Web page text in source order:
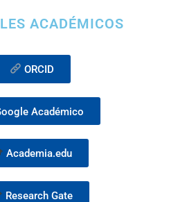
ACADÉMICOS
ORCID
Académico
Academia.edu
Research Gate